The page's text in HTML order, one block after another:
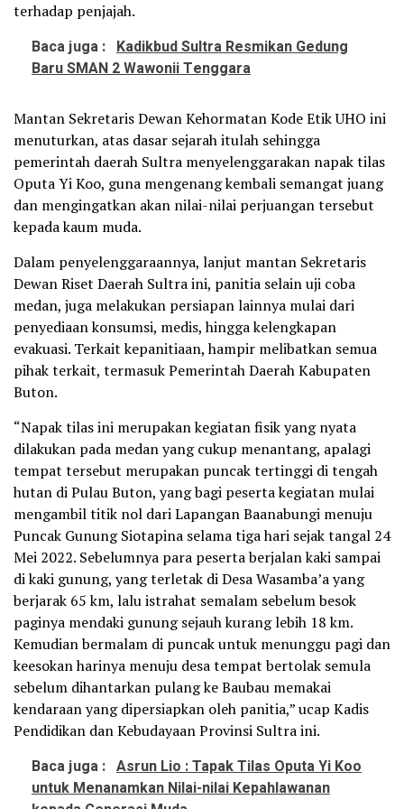
terhadap penjajah.
Baca juga : Kadikbud Sultra Resmikan Gedung
Baru SMAN 2 Wawonii Tenggara
Mantan Sekretaris Dewan Kehormatan Kode Etik UHO ini
menuturkan, atas dasar sejarah itulah sehingga
pemerintah daerah Sultra menyelenggarakan napak tilas
Oputa Yi Koo, guna mengenang kembali semangat juang
dan mengingatkan akan nilai-nilai perjuangan tersebut
kepada kaum muda.
Dalam penyelenggaraannya, lanjut mantan Sekretaris
Dewan Riset Daerah Sultra ini, panitia selain uji coba
medan, juga melakukan persiapan lainnya mulai dari
penyediaan konsumsi, medis, hingga kelengkapan
evakuasi. Terkait kepanitiaan, hampir melibatkan semua
pihak terkait, termasuk Pemerintah Daerah Kabupaten
Buton.
“Napak tilas ini merupakan kegiatan fisik yang nyata
dilakukan pada medan yang cukup menantang, apalagi
tempat tersebut merupakan puncak tertinggi di tengah
hutan di Pulau Buton, yang bagi peserta kegiatan mulai
mengambil titik nol dari Lapangan Baanabungi menuju
Puncak Gunung Siotapina selama tiga hari sejak tangal 24
Mei 2022. Sebelumnya para peserta berjalan kaki sampai
di kaki gunung, yang terletak di Desa Wasamba’a yang
berjarak 65 km, lalu istrahat semalam sebelum besok
paginya mendaki gunung sejauh kurang lebih 18 km.
Kemudian bermalam di puncak untuk menunggu pagi dan
keesokan harinya menuju desa tempat bertolak semula
sebelum dihantarkan pulang ke Baubau memakai
kendaraan yang dipersiapkan oleh panitia,” ucap Kadis
Pendidikan dan Kebudayaan Provinsi Sultra ini.
Baca juga : Asrun Lio : Tapak Tilas Oputa Yi Koo
untuk Menanamkan Nilai-nilai Kepahlawanan